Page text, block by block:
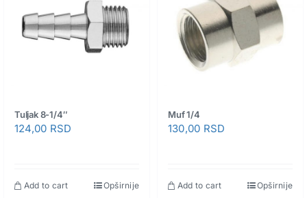
Tuljak 8-1/4″
124,00 RSD
Add to cart Opširnije
Muf 1/4
130,00 RSD
Add to cart Opširnije